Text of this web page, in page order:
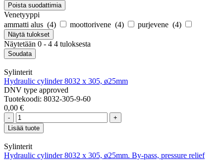
Poista suodattimia
Venetyyppi
ammatti alus (4) moottorivene (4) purjevene (4)
Näytä tulokset
Näytetään 0 - 4 4 tuloksesta
Soudata
Sylinterit
Hydraulic cylinder 8032 x 305, ø25mm
DNV type approved
Tuotekoodi: 8032-305-9-60
0,00 €
-
+
Lisää tuote
Sylinterit
Hydraulic cylinder 8032 x 305, ø25mm. By-pass, pressure relief